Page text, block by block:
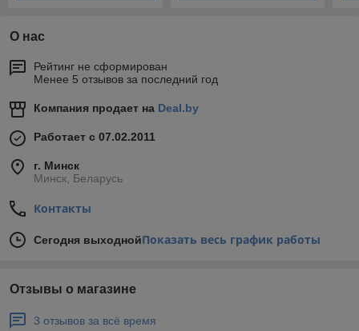
О нас
Рейтинг не сформирован
Менее 5 отзывов за последний год
Компания продает на Deal.by
Работает с 07.02.2011
г. Минск
Минск, Беларусь
Контакты
Сегодня выходнойПоказать весь график работы
Отзывы о магазине
3 отзывов за всё время